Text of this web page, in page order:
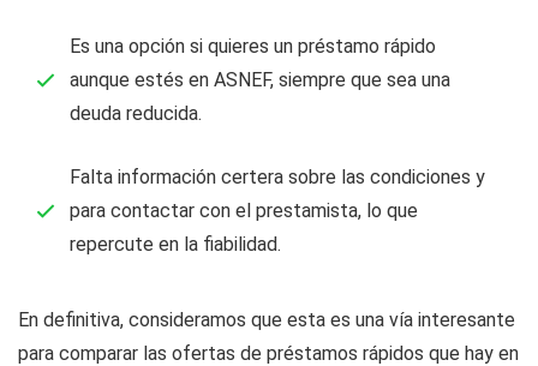
Es una opción si quieres un préstamo rápido
aunque estés en ASNEF, siempre que sea una
deuda reducida.
Falta información certera sobre las condiciones y
para contactar con el prestamista, lo que
repercute en la fiabilidad.
En definitiva, consideramos que esta es una vía interesante
para comparar las ofertas de préstamos rápidos que hay en